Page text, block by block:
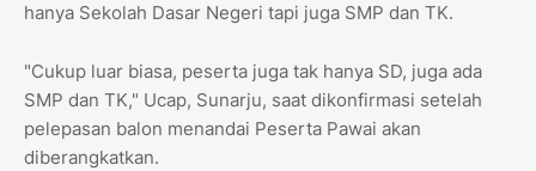
hanya Sekolah Dasar Negeri tapi juga SMP dan TK.
"Cukup luar biasa, peserta juga tak hanya SD, juga ada
SMP dan TK," Ucap, Sunarju, saat dikonfirmasi setelah
pelepasan balon menandai Peserta Pawai akan
diberangkatkan.